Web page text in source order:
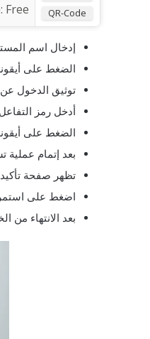
QR-Code
Free
إدخال اسم
الضغط على
توثيق الدخول
أدخل رمز
الضغط على
بعد إتمام عملية
تظهر صفحة تأكيد
اضغط على
بعد الانتهاء